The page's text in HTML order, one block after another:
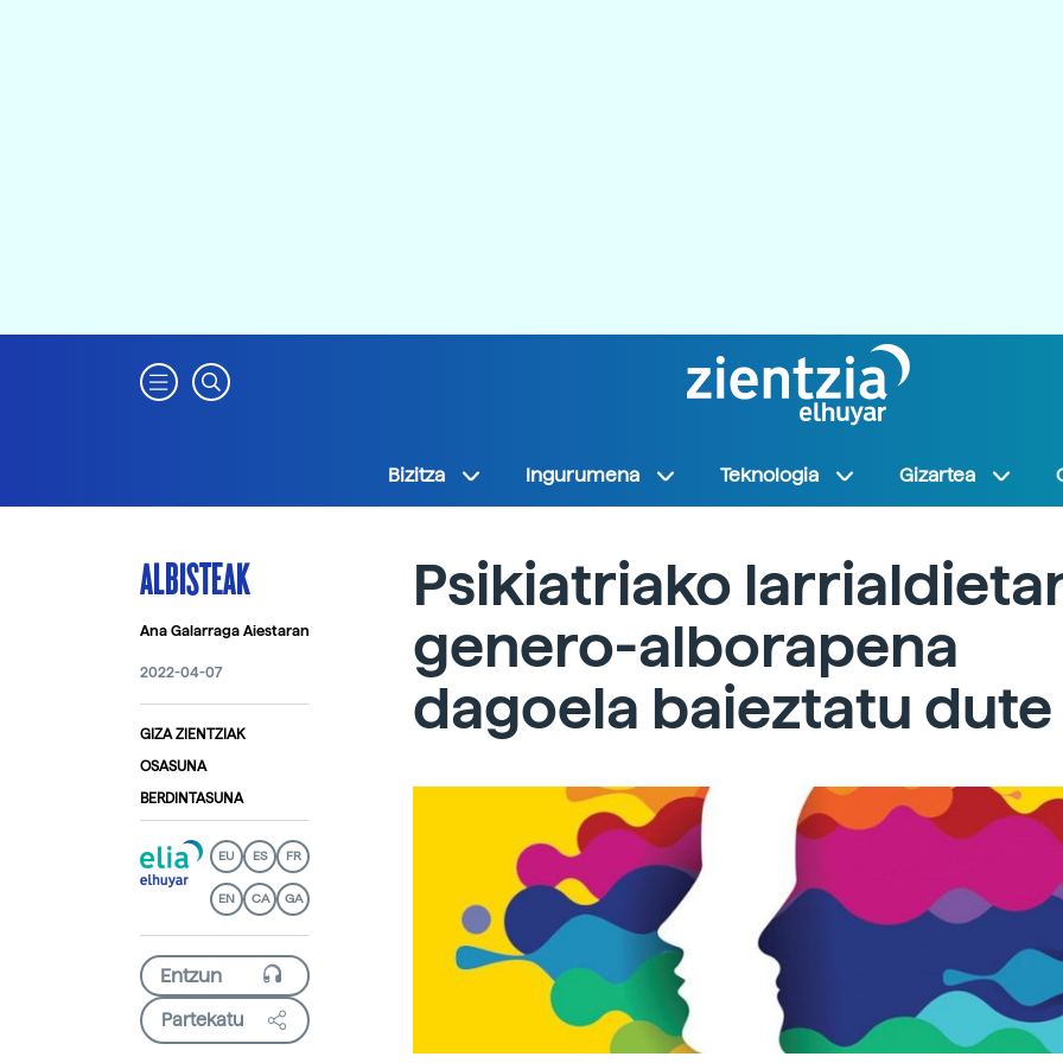
Bizitza Ingurumena Teknologia Gizartea
ALBISTEAK
Ana Galarraga Aiestaran
2022-04-07
GIZA ZIENTZIAK
OSASUNA
BERDINTASUNA
EU ES FR
EN CA GA
Partekatu
Psikiatriako
genero-alborapena
dagoela baieztatu dute